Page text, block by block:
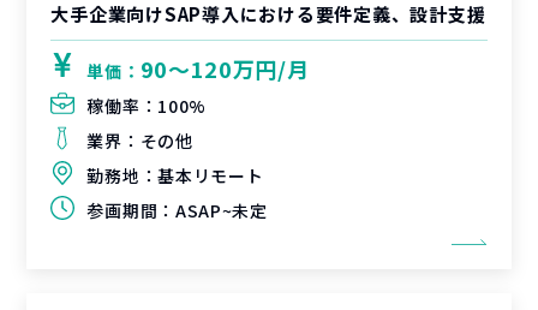
大手企業向けSAP導入における要件定義、設計支援
単価： 90〜120万円/月
稼働率： 100%
業界： その他
勤務地：基本リモート
参画期間： ASAP~未定